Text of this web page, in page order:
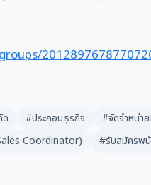
ด #ประกอบธุรกิจ #จัดจำหน่า
Coordinator) #รับสมัครพ